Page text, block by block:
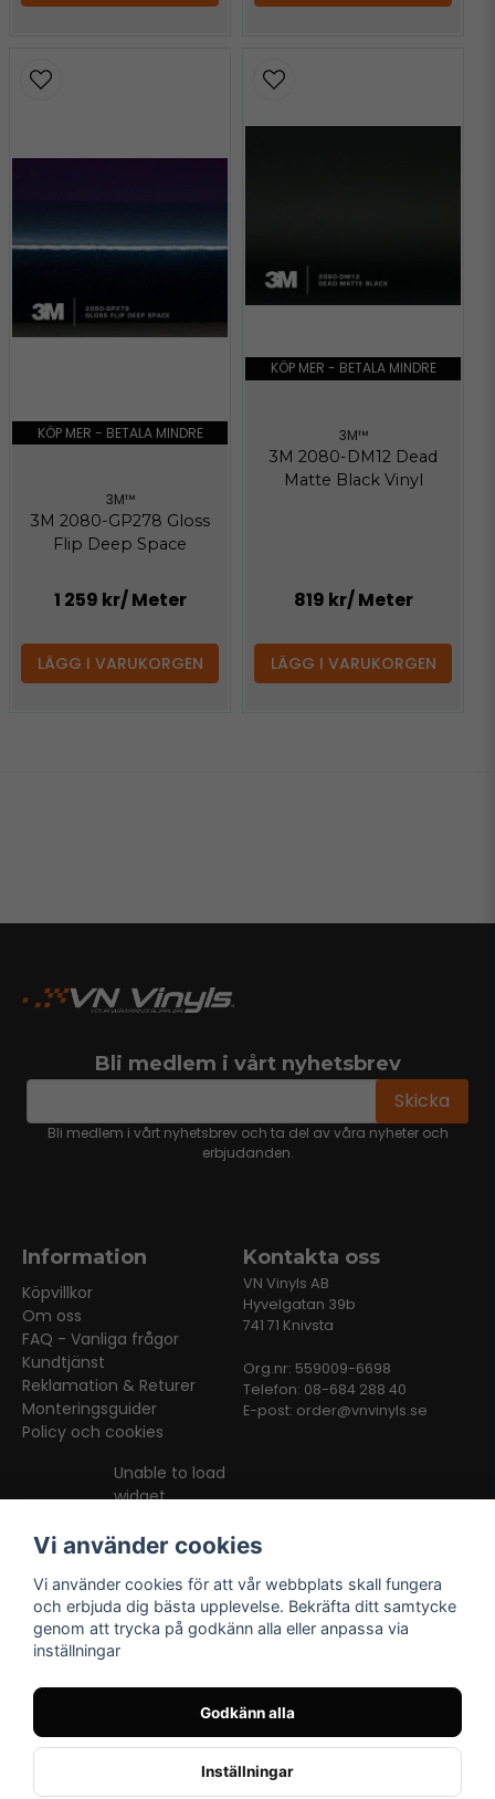
KÖP MER - BETALA MINDRE
3M™
3M 2080-GP278 Gloss
Flip Deep Space
1 259 kr/ Meter
LÄGG I VARUKORGEN
KÖP MER - BETALA MINDRE
3M™
3M 2080-DM12 Dead
Matte Black Vinyl
819 kr/ Meter
LÄGG I VARUKORGEN
Bli medlem i vårt nyhetsbrev
email Skicka
Bli medlem i vårt nyhetsbrev och ta del av våra nyheter och
erbjudanden.
Information
Köpvillkor
Om oss
FAQ - Vanliga frågor
Kundtjänst
Reklamation & Returer
Monteringsguider
Policy och cookies
Kontakta oss
VN Vinyls AB
Hyvelgatan 39b
741 71 Knivsta
Org.nr: 559009-6698
Telefon: 08-684 288 40
E-post: order@vnvinyls.se
Unable to load
widget
Vi använder cookies
Vi använder cookies för att vår webbplats skall fungera
och erbjuda dig bästa upplevelse. Bekräfta ditt samtycke
genom att trycka på godkänn alla eller anpassa via
inställningar
Godkänn alla
Inställningar